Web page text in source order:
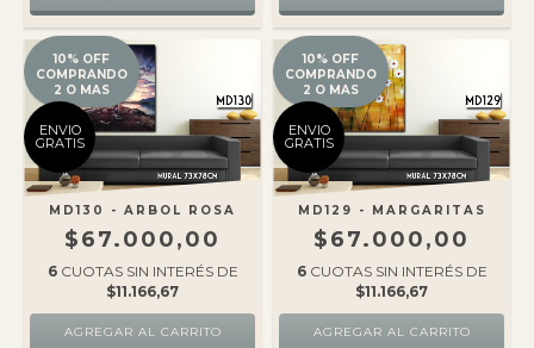
10% OFF
COMPRANDO
2 O MAS
ENVIO
GRATIS
MD130 - ARBOL ROSA
$67.000,00
6 CUOTAS SIN INTERÉS DE
$11.166,67
10% OFF
COMPRANDO
2 O MAS
ENVIO
GRATIS
MD129 - MARGARITAS
$67.000,00
6 CUOTAS SIN INTERÉS DE
$11.166,67